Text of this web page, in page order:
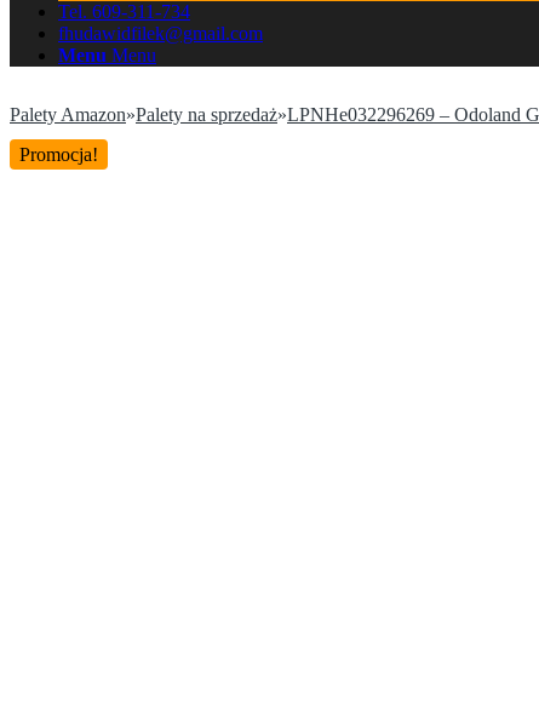
Tel. 609-311-734
fhudawidfilek@gmail.com
Menu Menu
Palety Amazon»Palety na sprzedaż»LPNHe032296269 – Odoland
Promocja!